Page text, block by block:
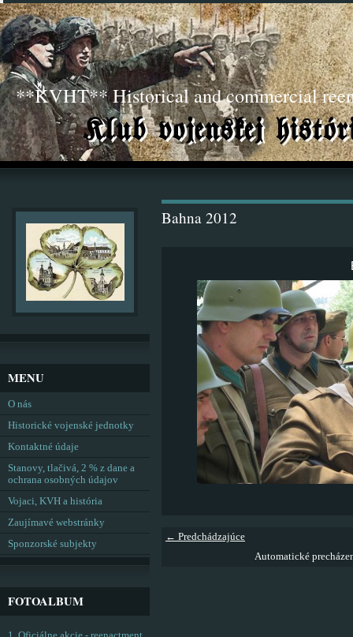
**KVHT** Historical and commercial
Bahna 2012
← Predchádzajúce
Automatické
MENU
O nás
Historické vojenské jednotky
Kontaktné údaje
Stanovy, tlačivá, 2 % z dane a
ochrana osobných údajov
Vojaci, KVH a história
Zaujímavé webstránky
Sponzorské subjekty
FOTOALBUM